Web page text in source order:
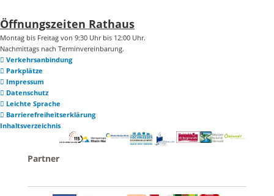
Öffnungszeiten Rathaus
Montag bis Freitag von 9:30 Uhr bis 12:00 Uhr.
Nachmittags nach Terminvereinbarung.
Verkehrsanbindung
Parkplätze
Impressum
Datenschutz
Leichte Sprache
Barrierefreiheitserklärung
Inhaltsverzeichnis